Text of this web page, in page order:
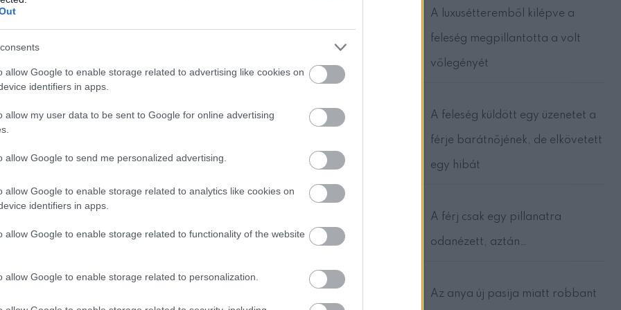
allow Google to enable storage related to advertising like cookies on
identifiers in apps.
allow my user data to be sent to Google for online advertising
allow Google to send me personalized advertising.
allow Google to enable storage related to analytics like cookies on
identifiers in apps.
allow Google to enable storage related to functionality of the website
allow Google to enable storage related to personalization.
be a tornaterembe, mintha nem a gyász tartana egyben. Amikor
Lorraine. Aki minden nap köszönt titeket, észben tartotta az
nem mosolyogtak vissza. Múlt héten meghalt. Szívroham. De ő
lett, hogy szinte ránehezedett a vállamra. „Ha valaki kedves veletek,
legerősebb dolog, amit valaha láttatok.”
végül a diákoktól is. Nem volt kiabálás, se fütty, csak egy
A luxusétteremből kilépve a
feleség megpillantotta a volt
vőlegényét
A feleség küldött egy üzenetet a
férje barátnőjének, de elkövetett
egy hibát
A férj csak egy pillanatra
odanézett, aztán…
Az anya új pasija miatt robbant